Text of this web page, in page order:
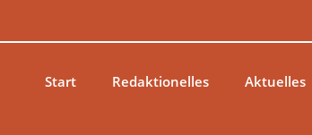
Start
Redaktionelles Aktuelles